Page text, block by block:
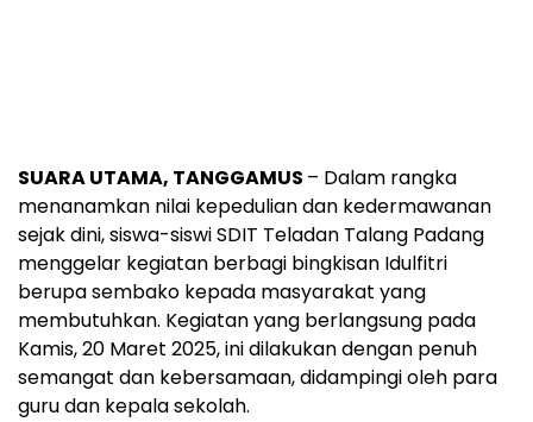
SUARA UTAMA, TANGGAMUS – Dalam rangka
menanamkan nilai kepedulian dan kedermawanan
sejak dini, siswa-siswi SDIT Teladan Talang Padang
menggelar kegiatan berbagi bingkisan Idulfitri
berupa sembako kepada masyarakat yang
membutuhkan. Kegiatan yang berlangsung pada
Kamis, 20 Maret 2025, ini dilakukan dengan penuh
semangat dan kebersamaan, didampingi oleh para
guru dan kepala sekolah.